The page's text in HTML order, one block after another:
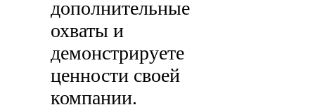
дополнительные
охваты и
демонстрируете
ценности своей
компании.